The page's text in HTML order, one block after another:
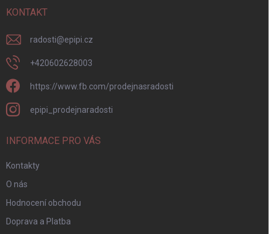
KONTAKT
radosti@epipi.cz
+420602628003
https://www.fb.com/prodejnasradosti
epipi_prodejnaradosti
INFORMACE PRO VÁS
Kontakty
O nás
Hodnocení obchodu
Doprava a Platba